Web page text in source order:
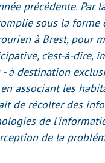
précédente.
sous la forme
à Brest, pour
c’est-à-
- à destination
associant les
de récolter des
de
de la